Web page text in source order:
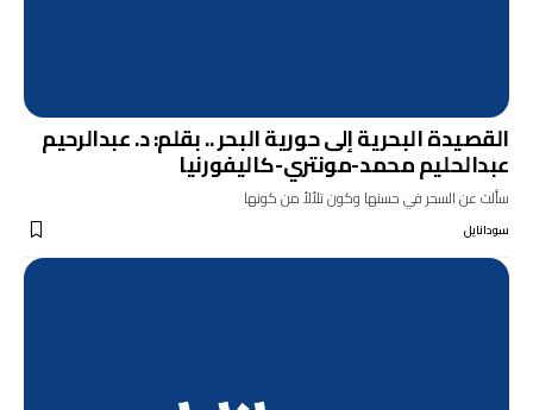
القصيدة البحرية إلى حورية البحر .. بقلم: د. عبدالرحيم
عبدالحليم محمد-مونتري-كاليفورنيا
سألت عن السحر في حسنها وكون تلألأ من كونها
سودانايل